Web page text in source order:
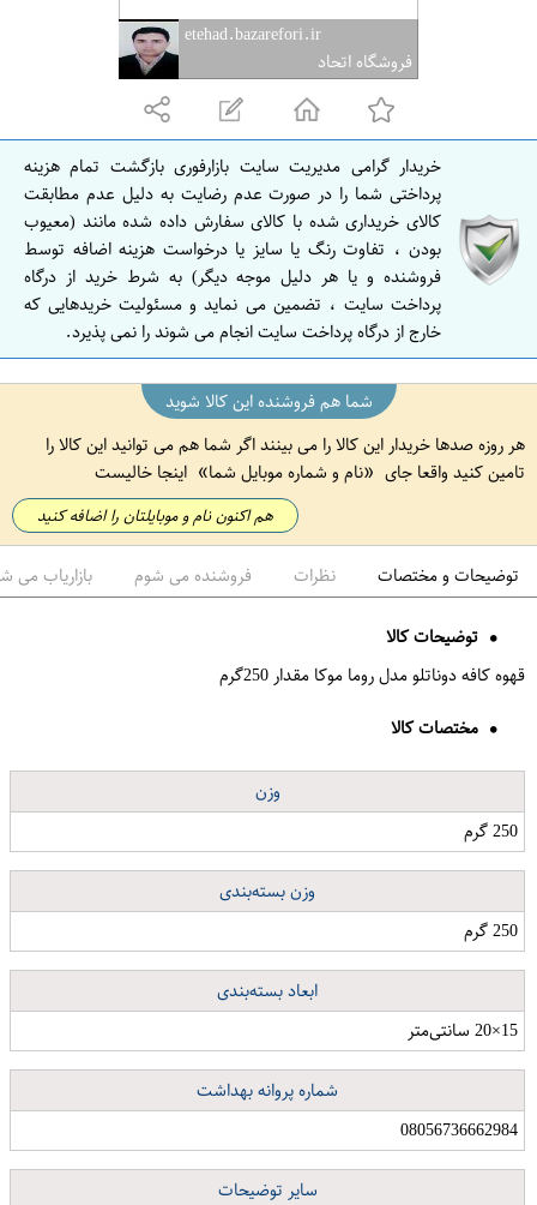
ص
ف
ه
ا
ن
ا
ص
ف
ه
ا
ن
etehad.bazarefori.ir
فروشگاه اتحاد
خریدار گرامی مدیریت سایت بازارفوری بازگشت تمام هزینه
پرداختی شما را در صورت عدم رضایت به دلیل عدم مطابقت
کالای خریداری شده با کالای سفارش داده شده مانند (معیوب
بودن ، تفاوت رنگ یا سایز یا درخواست هزینه اضافه توسط
فروشنده و یا هر دلیل موجه دیگر) به شرط خرید از درگاه
پرداخت سایت ، تضمین می نماید و مسئولیت خریدهایی که
خارج از درگاه پرداخت سایت انجام می شوند را نمی پذیرد.
شما هم فروشنده این کالا شوید
هر روزه صدها خریدار این کالا را می بینند اگر شما هم می توانید این کالا را
تامین کنید واقعا جای
نام و شماره موبایل شما اینجا خالیست
هم اکنون نام و موبایلتان را اضافه کنید
توضیحات و مختصات نظرات فروشنده می شوم بازاریاب می
توضیحات کالا
قهوه کافه دوناتلو مدل روما موکا مقدار 250گرم
مختصات کالا
وزن
250 گرم
وزن بسته‌بندی
250 گرم
ابعاد بسته‌بندی
15×20 سانتی‌متر
شماره پروانه بهداشت
08056736662984
سایر توضیحات